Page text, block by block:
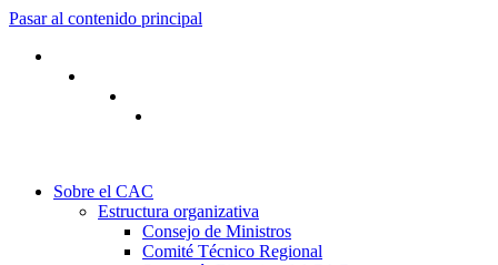
Pasar al contenido principal
Sobre el CAC
Estructura organizativa
Consejo de Ministros
Comité Técnico Regional